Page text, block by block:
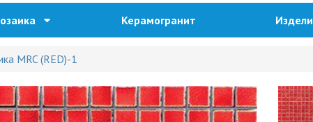
Керамогранит
MRC (RED)-1